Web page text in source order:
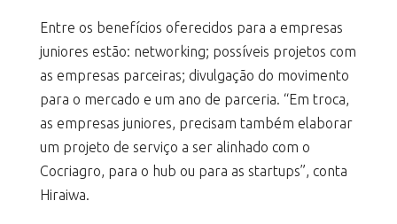
Entre os benefícios oferecidos para a empresas
juniores estão: networking; possíveis projetos com
as empresas parceiras; divulgação do movimento
para o mercado e um ano de parceria. “Em troca,
as empresas juniores, precisam também elaborar
um projeto de serviço a ser alinhado com o
Cocriagro, para o hub ou para as startups”, conta
Hiraiwa.